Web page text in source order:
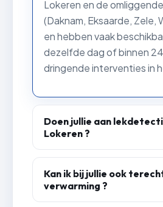
Lokeren en de
(Daknam, Eksaarde, Zele,
en hebben vaak
dezelfde dag of binnen
dringende interventies in
Doen jullie aan
Lokeren ?
Ja. Onze loodgieters
en badkamerlekken op
professioneel materiaal,
breekwerk, en herstellen
Kan ik bij jullie ook
verwarming ?